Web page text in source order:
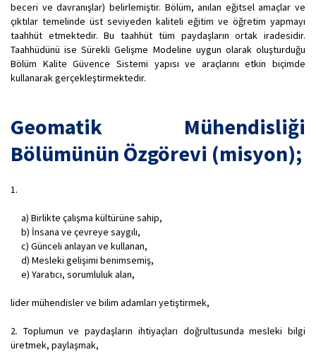
beceri ve davranışlar) belirlemiştir. Bölüm, anılan eğitsel amaçlar ve
çıktılar temelinde üst seviyeden kaliteli eğitim ve öğretim yapmayı
taahhüt etmektedir. Bu taahhüt tüm paydaşların ortak iradesidir.
Taahhüdünü ise Sürekli Gelişme Modeline uygun olarak oluşturduğu
Bölüm Kalite Güvence Sistemi yapısı ve araçlarını etkin biçimde
kullanarak gerçekleştirmektedir.
Geomatik Mühendisliği
Bölümünün Özgörevi (misyon);
1.
a) Birlikte çalışma kültürüne sahip,
b) İnsana ve çevreye saygılı,
c) Günceli anlayan ve kullanan,
d) Mesleki gelişimi benimsemiş,
e) Yaratıcı, sorumluluk alan,
lider mühendisler ve bilim adamları yetiştirmek,
2. Toplumun ve paydaşların ihtiyaçları doğrultusunda mesleki bilgi
üretmek, paylaşmak,